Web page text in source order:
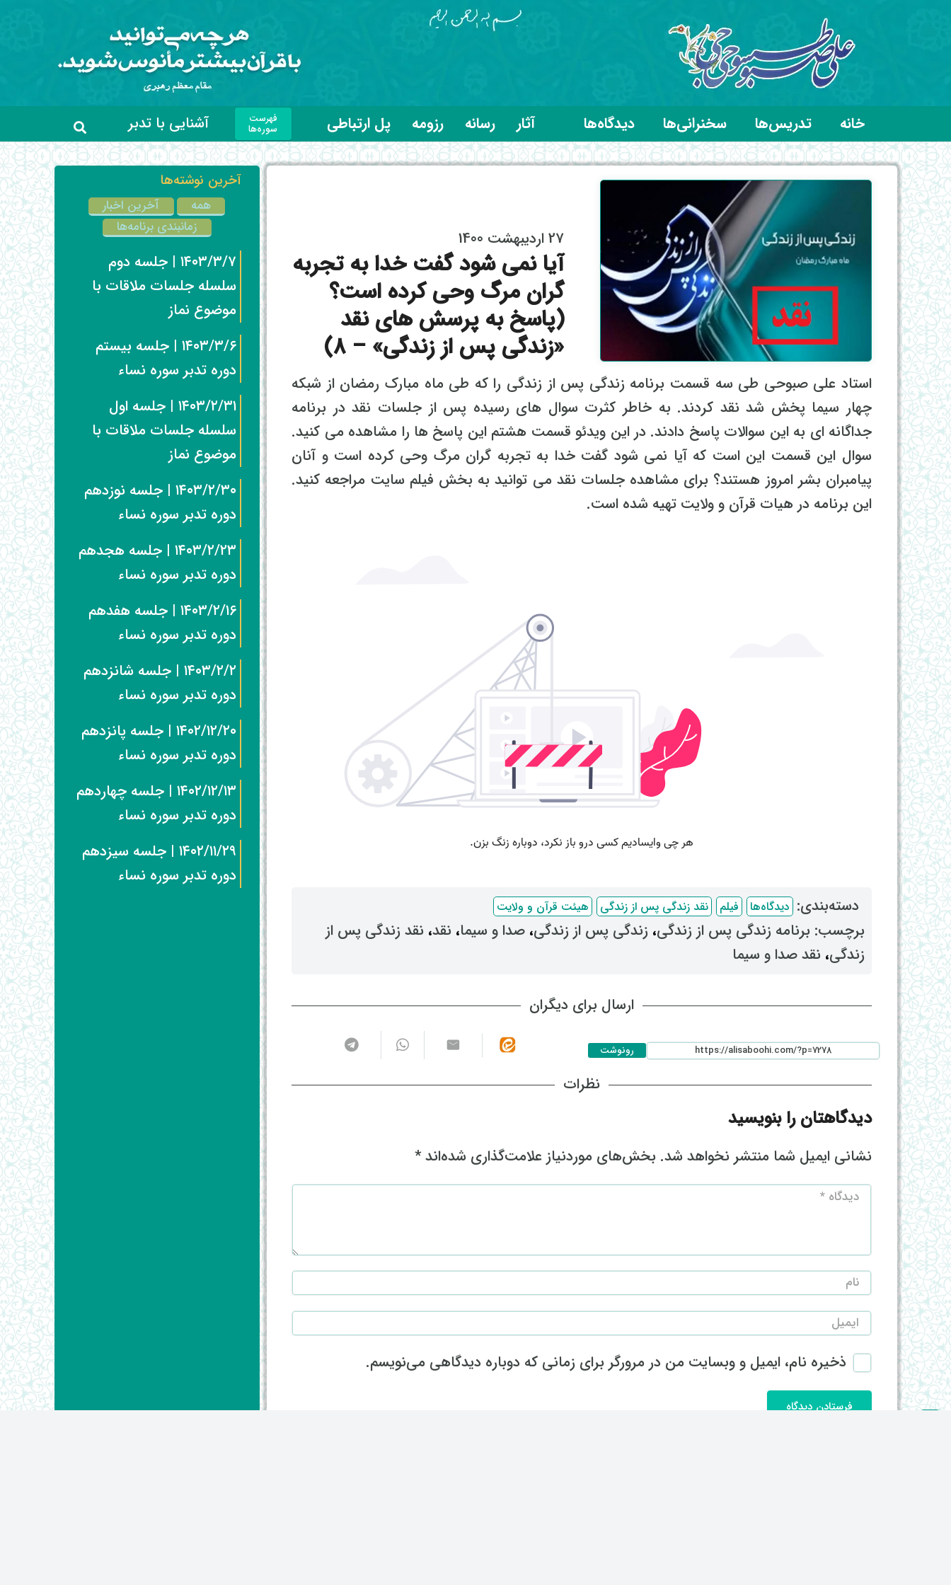
خانه تدریس‌ها سخنرانی‌ها دیدگاه‌ها آثار رسانه رزومه پل ارتباطی فهرست
سوره‌ها آشنایی با تدبر
27 اردیبهشت 1400
آیا نمی شود گفت خدا به تجربه
گران مرگ وحی کرده است؟
(پاسخ به پرسش های نقد
«زندگی پس از زندگی» – 8)
استاد علی صبوحی طی سه قسمت برنامه زندگی پس از زندگی را که طی ماه مبارک رمضان از شبکه
چهار سیما پخش شد نقد کردند. به خاطر کثرت سوال های رسیده پس از جلسات نقد در برنامه
جداگانه ای به این سوالات پاسخ دادند. در این ویدئو قسمت هشتم این پاسخ ها را مشاهده می کنید.
سوال این قسمت این است که آیا نمی شود گفت خدا به تجربه گران مرگ وحی کرده است و آنان
پیامبران بشر امروز هستند؟ برای مشاهده جلسات نقد می توانید به بخش فیلم سایت مراجعه کنید.
این برنامه در هیات قرآن و ولایت تهیه شده است.
دسته‌بندی: ‌دیدگاه‌ها فیلم نقد زندگی پس از زندگی هیئت قرآن و ولایت
برچسب: ‌ برنامه زندگی پس از زندگی، ‌ زندگی پس از زندگی، ‌ صدا و سیما، ‌ نقد، ‌ نقد زندگی پس از
زندگی، ‌ نقد صدا و سیما
ارسال برای دیگران
رونوشت
نظرات
دیدگاهتان را بنویسید
نشانی ایمیل شما منتشر نخواهد شد. بخش‌های موردنیاز علامت‌گذاری شده‌اند*
ذخیره نام، ایمیل و وبسایت من در مرورگر برای زمانی که دوباره دیدگاهی می‌نویسم.
فرستادن دیدگاه
آخرین نوشته‌ها
همه
آخرین اخبار
زمانبندی برنامه‌ها
۱۴۰۳/۳/۷ | جلسه دوم
سلسله جلسات ملاقات با
موضوع نماز
۱۴۰۳/۳/۶ | جلسه بیستم
دوره تدبر سوره نساء
۱۴۰۳/۲/۳۱ | جلسه اول
سلسله جلسات ملاقات با
موضوع نماز
۱۴۰۳/۲/۳۰ | جلسه نوزدهم
دوره تدبر سوره نساء
۱۴۰۳/۲/۲۳ | جلسه هجدهم
دوره تدبر سوره نساء
۱۴۰۳/۲/۱۶ | جلسه هفدهم
دوره تدبر سوره نساء
۱۴۰۳/۲/۲ | جلسه شانزدهم
دوره تدبر سوره نساء
۱۴۰۲/۱۲/۲۰ | جلسه پانزدهم
دوره تدبر سوره نساء
۱۴۰۲/۱۲/۱۳ | جلسه چهاردهم
دوره تدبر سوره نساء
۱۴۰۲/۱۱/۲۹ | جلسه سیزدهم
دوره تدبر سوره نساء